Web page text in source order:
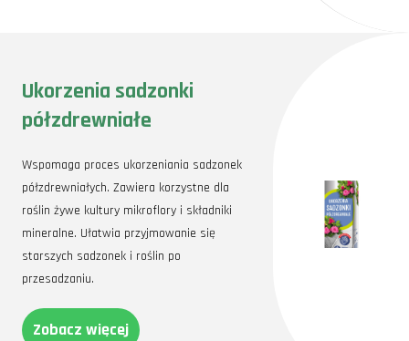
Ukorzenia sadzonki
półzdrewniałe
Wspomaga proces ukorzeniania sadzonek
półzdrewniałych. Zawiera korzystne dla
roślin żywe kultury mikroflory i składniki
mineralne. Ułatwia przyjmowanie się
starszych sadzonek i roślin po
przesadzaniu.
Zobacz więcej